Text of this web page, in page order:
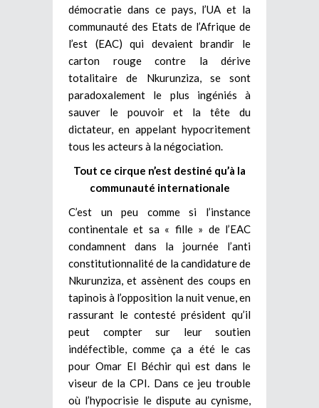
démocratie dans ce pays, l’UA et la
communauté des Etats de l’Afrique de
l’est (EAC) qui devaient brandir le
carton rouge contre la dérive
totalitaire de Nkurunziza, se sont
paradoxalement le plus ingéniés à
sauver le pouvoir et la tête du
dictateur, en appelant hypocritement
tous les acteurs à la négociation.
Tout ce cirque n’est destiné qu’à la
communauté internationale
C’est un peu comme si l’instance
continentale et sa « fille » de l’EAC
condamnent dans la journée l’anti
constitutionnalité de la candidature de
Nkurunziza, et assènent des coups en
tapinois à l’opposition la nuit venue, en
rassurant le contesté président qu’il
peut compter sur leur soutien
indéfectible, comme ça a été le cas
pour Omar El Béchir qui est dans le
viseur de la CPI. Dans ce jeu trouble
où l’hypocrisie le dispute au cynisme,